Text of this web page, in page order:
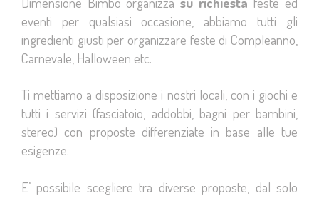
eventi per qualsiasi occasione, abbiamo tutti gli
ingredienti giusti per organizzare feste di Compleanno,
Carnevale, Halloween etc.
Ti mettiamo a disposizione i nostri locali, con i giochi e
tutti i servizi (fasciatoio, addobbi, bagni per bambini,
stereo) con proposte differenziate in base alle tue
esigenze.
E’ possibile scegliere tra diverse proposte, dal solo